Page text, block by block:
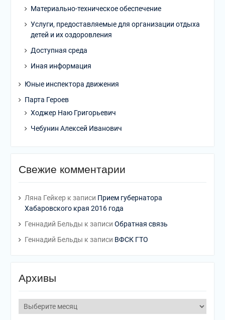
Материально-техническое обеспечение
Услуги, предоставляемые для организации отдыха
детей и их оздоровления
Доступная среда
Иная информация
Юные инспектора движения
Парта Героев
Ходжер Наю Григорьевич
Чебунин Алексей Иванович
Свежие комментарии
Ляна Гейкер к записи Прием губернатора
Хабаровского края 2016 года
Геннадий Бельды к записи Обратная связь
Геннадий Бельды к записи ВФСК ГТО
Архивы